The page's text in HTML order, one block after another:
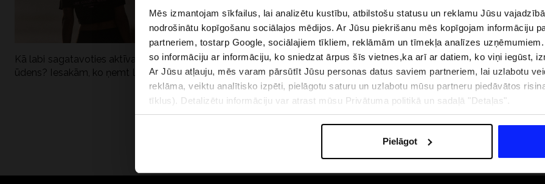
Mēs izmantojam sīkfailus, lai analizētu kustību, atbilstošu statusu un reklamu Jūsu
nodrošinātu kopīgošanu sociālajos mēdijos. Ar Jūsu piekrišanu mēs kopīgojam informāciju
partneriem, tostarp Google, sociālajiem tīkliem, reklāmām un tīmekļa analīzes
so informāciju ar informāciju, ko sniedzat ārpus šīs vietnes,ka arī ar datiem, ko viņi iegūst,
Ar Jūsu atļauju, mēs varam pārsūtīt Jūsu personas datus saviem partneriem, lai uzlabotu
reklāma, veiktu analītisko izpēti, pielāgotu saturu un uzlabotu mūsu partneru piedāvātos
tīklus). Detalizētu informāciju var atrast mūsu Privātuma politikā un sadaļā "Detaļas".
Pielāgot
Kā labi sagatavoties aktīvai dienai pie
ūdens? Iesakām, ko ņemt līdzi
Kāpēc UV aizsardzībai pie ūdens jābūt
dubultai: UPF apģērbs + SPF
Jaunā 4F tenisa un padela kolekcija.
Sportiska funkcionalitāte satiekas ar
mūsdienīgu stilu
VEIKALU ADRESES B2B 4F TEAM LOJALITĀTES